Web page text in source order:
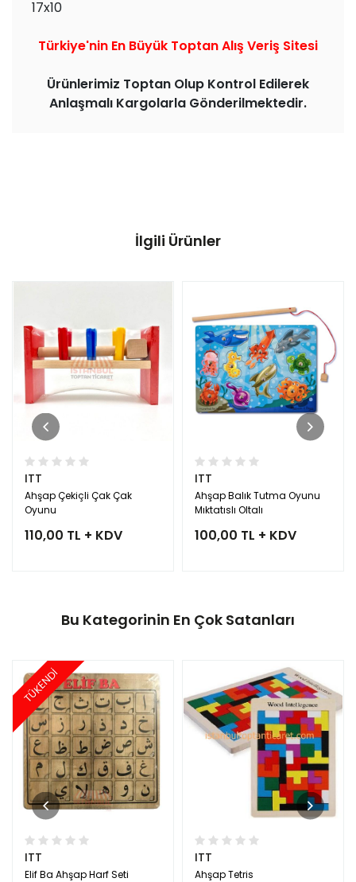
17x10
Türkiye'nin En Büyük Toptan Alış Veriş Sitesi
Ürünlerimiz Toptan Olup Kontrol Edilerek
Anlaşmalı Kargolarla Gönderilmektedir.
İlgili Ürünler
ITT
Ahşap Çekiçli Çak Çak
Oyunu
110,00 TL + KDV
ITT
Ahşap Balık Tutma Oyunu
Mıktatıslı Oltalı
100,00 TL + KDV
Bu Kategorinin En Çok Satanları
TÜKENDİ
ITT
Elif Ba Ahşap Harf Seti
ITT
Ahşap Tetris